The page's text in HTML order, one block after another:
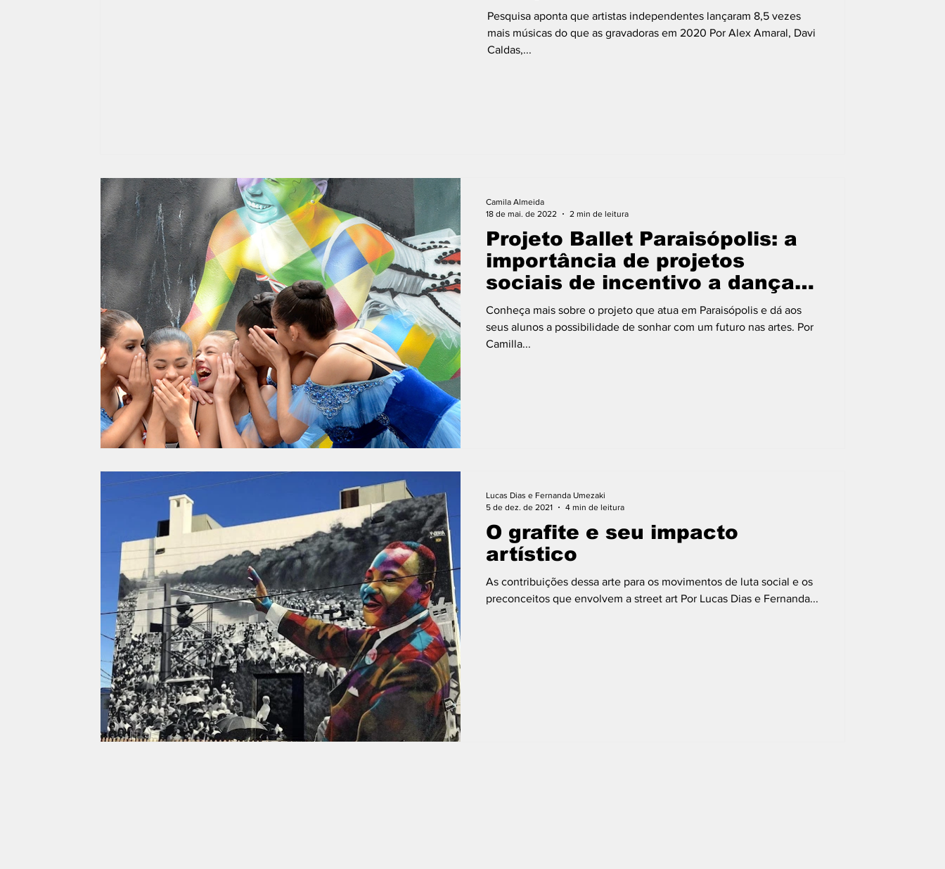
Pesquisa aponta que artistas independentes lançaram 8,5 vezes
mais músicas do que as gravadoras em 2020 Por Alex Amaral, Davi
Caldas,...
Projeto Ballet Paraisópolis: a
importância de projetos
sociais de incentivo a dança
nas periferias
Conheça mais sobre o projeto que atua em Paraisópolis e dá aos
seus alunos a possibilidade de sonhar com um futuro nas artes. Por
Camilla...
Camila Almeida
18 de mai. de 2022
2 min de leitura
O grafite e seu impacto
artístico
As contribuições dessa arte para os movimentos de luta social e os
preconceitos que envolvem a street art Por Lucas Dias e Fernanda...
Lucas Dias e Fernanda Umezaki
5 de dez. de 2021
4 min de leitura